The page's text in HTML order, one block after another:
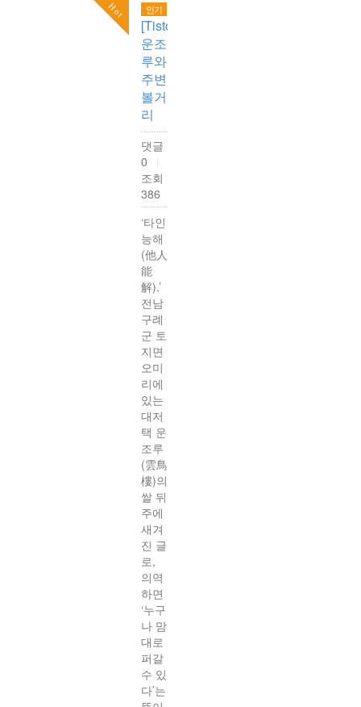
Hot 인기
[Tistory]
운조
루와
주변
볼거
리
댓글
0
|
조회
386
‘타인
능해
(他人
能
解).’
전남
구례
군 토
지면
오미
리에
있는
대저
택 운
조루
(雲鳥
樓)의
쌀 뒤
주에
새겨
진 글
로,
의역
하면
‘누구
나 맘
대로
퍼갈
수 있
다’는